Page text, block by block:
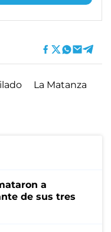
La Matanza
a
de sus tres